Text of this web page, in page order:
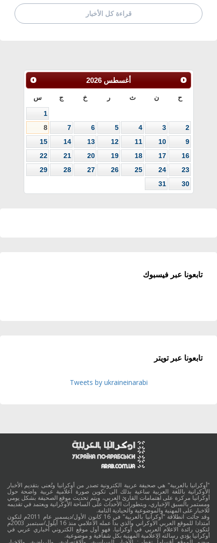
قراءة كل الأخبار
أغسطس 2026
ح ن ث ر خ ج س
1
2
3
4
5
6
7
8
9
10
11
12
13
14
15
16
17
18
19
20
21
22
23
24
25
26
27
28
29
30
31
تابعونا عبر فيسبوك
تابعونا عبر تويتر
Tweets by ukraineinarabi
"أوكرانيا بالعربية" هي صحيفة عربية الكترونية تصدر من أوكرانيا وتُعنى بتقديم الأخبار
الأوكرانية باللغة العربية ساعية بذلك الى تكوين صورة اعلامية عربية واضحة حول
أوكرانيا مركزة على اهتمامات القارئ العربي، ويتم تحديث موقع الصحيفة بشكل يومي
ومستمر بالسبق الإخباري، وبتطورات الأحداث على الساحة الأوكرانية ويعتمد في تقديمه
للاخبار على المهنية والموضوعية والحيادية التامة.
وقد جائت انطلاقة "أوكرانيا بالعربية" في 16 كانون الأول/ديسمبر عام 2011م لتكون
امتدادا للموقع العربي الاوكراني والذي بدأ عمله الاعلامي منذ 16 أيلول/سبتمبر 2003م
لتكون رائدة الاعلام العربي في أوكرانيا. فهو أول موقع الكتروني أخباري عربي في
أوكرانيا يؤدي رسالته الاعلامية المهنية بكل شفافية و موضوعية.